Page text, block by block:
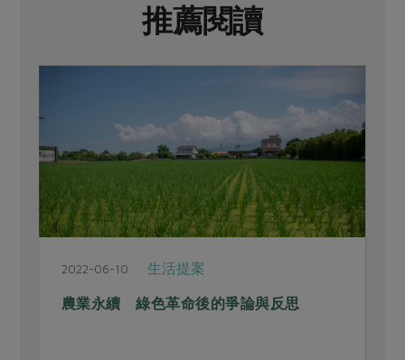
推薦閱讀
2022-06-10 生活提案
農業永續 綠色革命後的爭論與反思